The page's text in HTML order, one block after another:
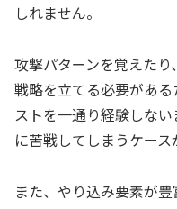
しれません。
攻撃パターンを覚えた
戦略を立てる必要があ
ストを一通り経験しな
に苦戦してしまうケース
また、やり込み要素が